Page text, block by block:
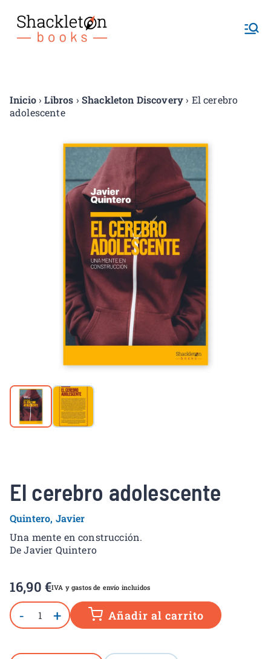
Shackletonb
Inicio›Libros › Shackleton Discovery › El cerebro
adolescente
El cerebro adolescente
Quintero, Javier
Una mente en construcción.
De Javier Quintero
16,90 €IVA y gastos de envío incluidos
- + Añadir al carrito